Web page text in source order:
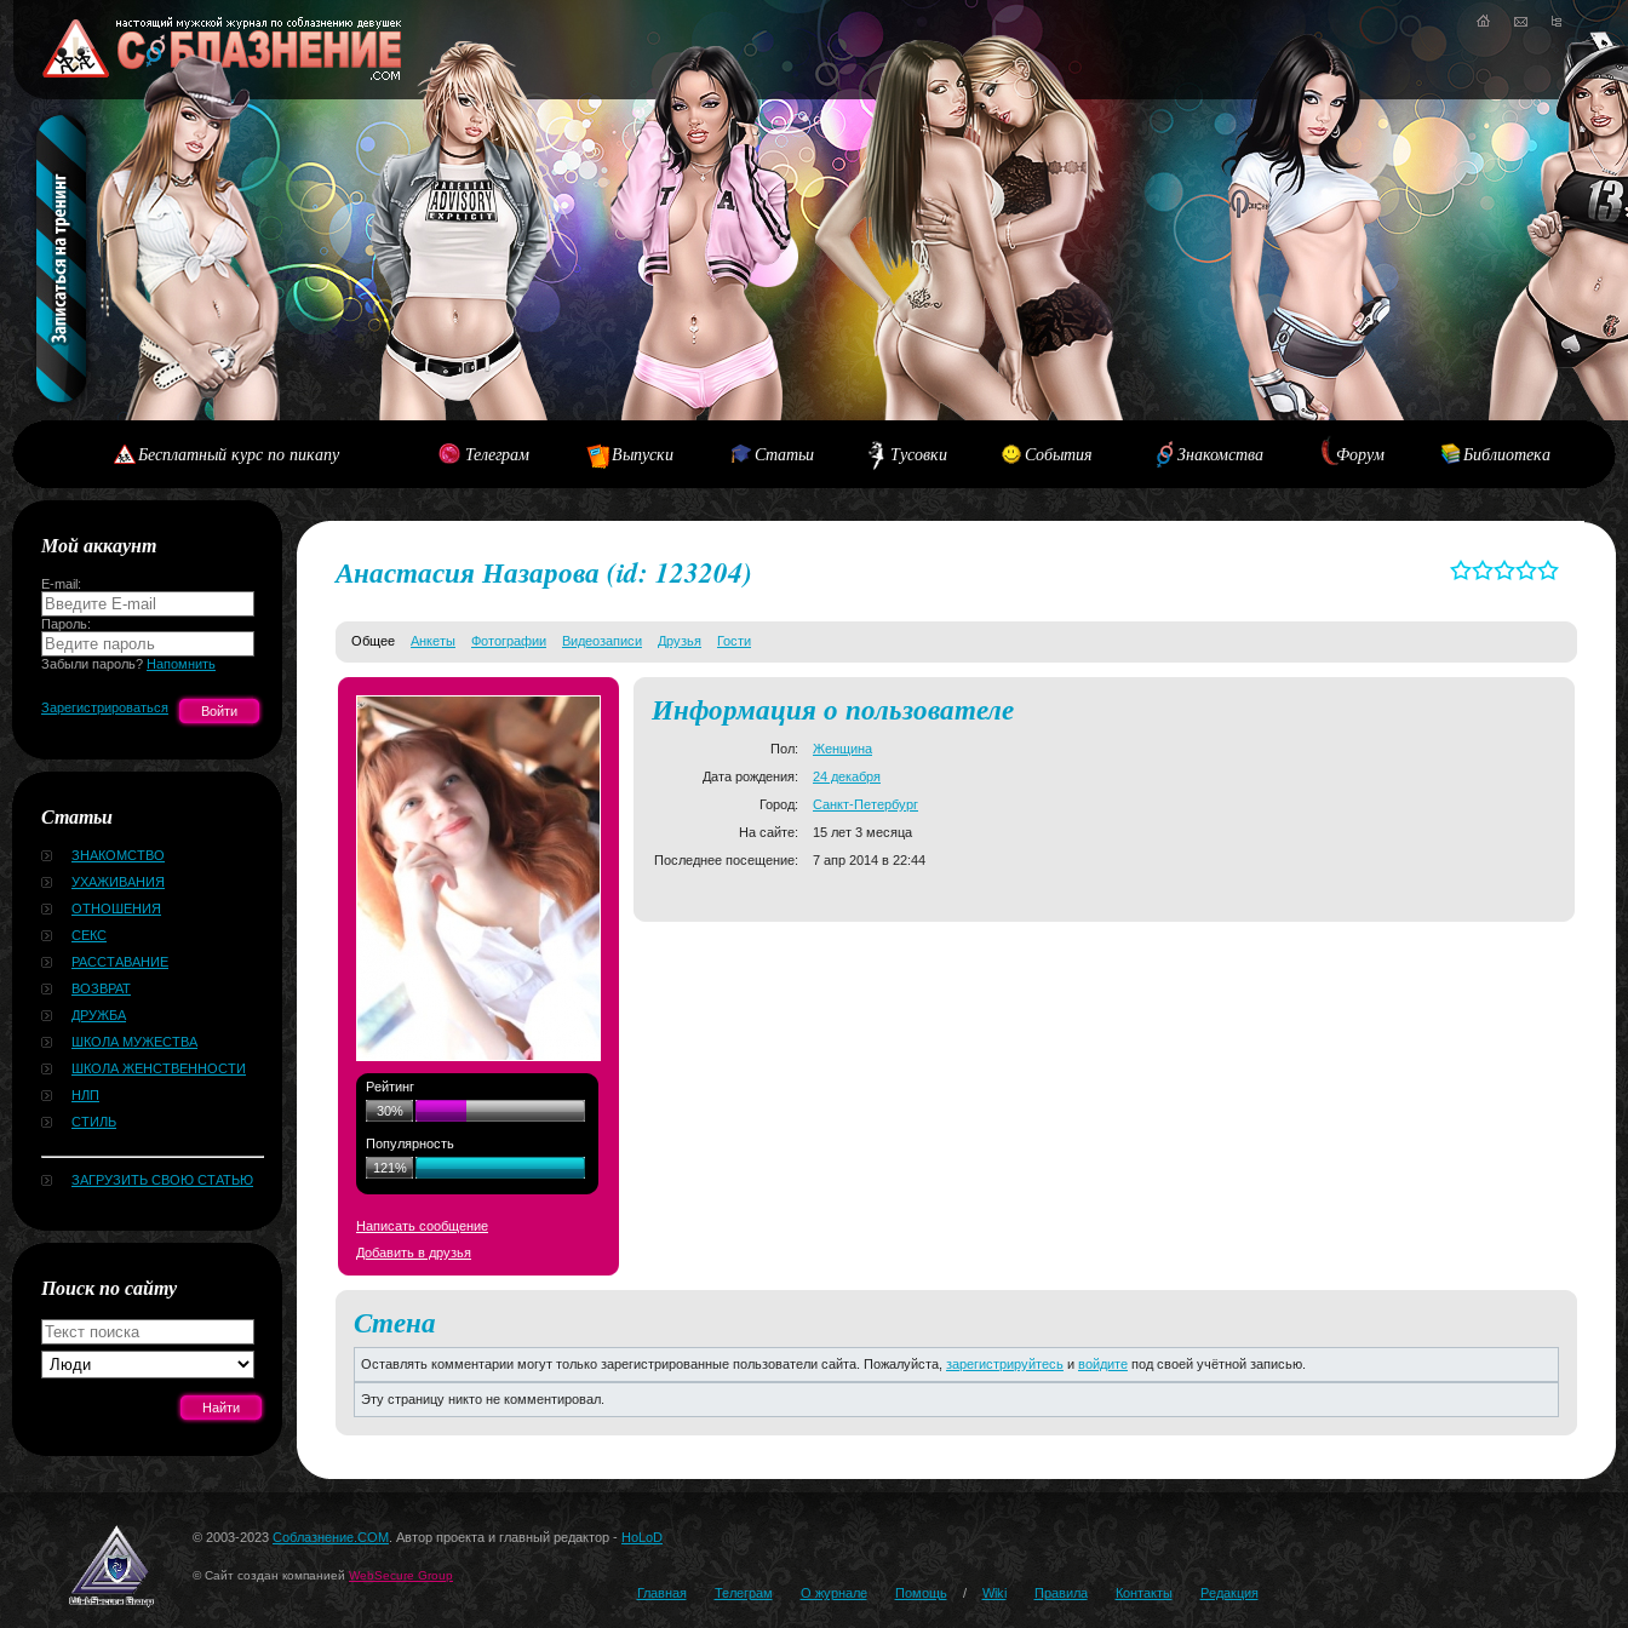
Бесплатный курс по пикапу Телеграм Выпуски Статьи Тусовки События Знакомства Форум Библиотека
Мой аккаунт
E-mail:
Пароль:
Забыли пароль? Напомнить
Зарегистрироваться
Статьи
ЗНАКОМСТВО
УХАЖИВАНИЯ
ОТНОШЕНИЯ
СЕКС
РАССТАВАНИЕ
ВОЗВРАТ
ДРУЖБА
ШКОЛА МУЖЕСТВА
ШКОЛА ЖЕНСТВЕННОСТИ
НЛП
СТИЛЬ
ЗАГРУЗИТЬ СВОЮ СТАТЬЮ
Поиск по сайту
Анастасия Назарова (id: 123204)
Общее Анкеты Фотографии Видеозаписи Друзья Гости
Рейтинг
30%
Популярность
121%
Написать сообщение
Добавить в друзья
Информация о пользователе
Пол:
Женщина
Дата рождения:
24 декабря
Город:
Санкт-Петербург
На сайте:
15 лет 3 месяца
Последнее посещение:
7 апр 2014 в 22:44
Стена
Оставлять комментарии могут только зарегистрированные пользователи сайта. Пожалуйста, зарегистрируйтесь и войдите под своей учётной записью.
Эту страницу никто не комментировал.
© 2003-2023 Соблазнение.COM . Автор проекта и главный редактор - HoLoD
© Сайт создан компанией WebSecure Group
Главная Телеграм О журнале Помощь / Wiki Правила Контакты Редакция